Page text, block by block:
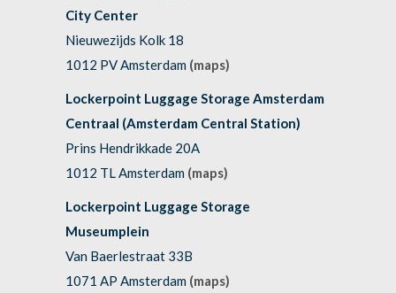
City Center
Nieuwezijds Kolk 18
1012 PV Amsterdam (maps)
Lockerpoint Luggage Storage Amsterdam
Centraal (Amsterdam Central Station)
Prins Hendrikkade 20A
1012 TL Amsterdam (maps)
Lockerpoint Luggage Storage
Museumplein
Van Baerlestraat 33B
1071 AP Amsterdam (maps)